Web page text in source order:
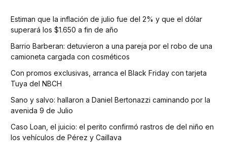
Estiman que la inflación de julio fue del 2% y que el dólar
superará los $1.650 a fin de año
Barrio Barberan: detuvieron a una pareja por el robo de una
camioneta cargada con cosméticos
Con promos exclusivas, arranca el Black Friday con tarjeta
Tuya del NBCH
Sano y salvo: hallaron a Daniel Bertonazzi caminando por la
avenida 9 de Julio
Caso Loan, el juicio: el perito confirmó rastros de del niño en
los vehículos de Pérez y Caillava